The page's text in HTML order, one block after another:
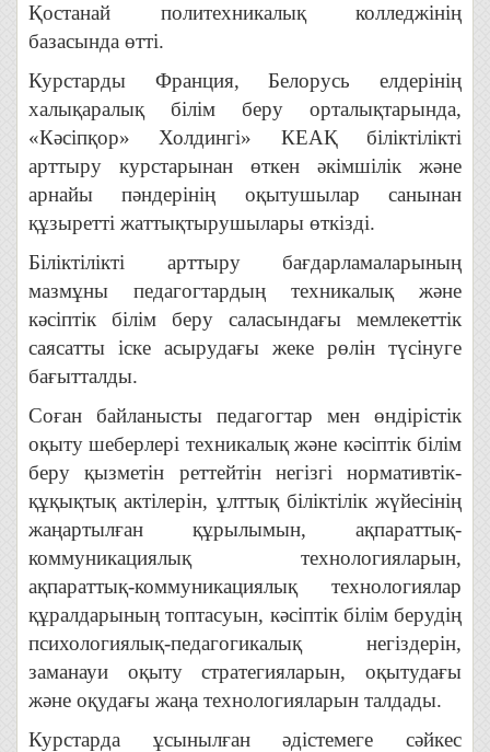
Қостанай политехникалық колледжінің
базасында өтті.
Курстарды Франция, Белорусь елдерінің
халықаралық білім беру орталықтарында,
«Кәсіпқор» Холдингі» КЕАҚ біліктілікті
арттыру курстарынан өткен әкімшілік және
арнайы пәндерінің оқытушылар санынан
құзыретті жаттықтырушылары өткізді.
Біліктілікті арттыру бағдарламаларының
мазмұны педагогтардың техникалық және
кәсіптік білім беру саласындағы мемлекеттік
саясатты іске асырудағы жеке рөлін түсінуге
бағытталды.
Соған байланысты педагогтар мен өндірістік
оқыту шеберлері техникалық және кәсіптік білім
беру қызметін реттейтін негізгі нормативтік-
құқықтық актілерін, ұлттық біліктілік жүйесінің
жаңартылған құрылымын, ақпараттық-
коммуникациялық технологияларын,
ақпараттық-коммуникациялық технологиялар
құралдарының топтасуын, кәсіптік білім берудің
психологиялық-педагогикалық негіздерін,
заманауи оқыту стратегияларын, оқытудағы
және оқудағы жаңа технологияларын талдады.
Курстарда ұсынылған әдістемеге сәйкес